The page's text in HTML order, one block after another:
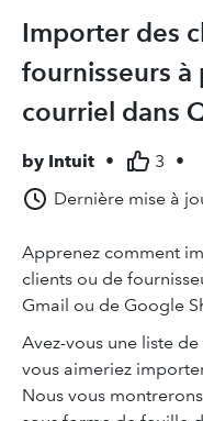
Importer des
fournisseurs
courriel dans
by Intuit • 3
•
Dernière mise à
Apprenez comment
clients ou de
Gmail ou de Google
Avez-vous une liste
vous aimeriez
Nous vous